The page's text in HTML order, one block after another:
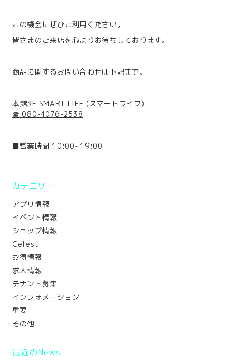
この機会にぜひご利用ください。
皆さまのご来店を心よりお待ちしております。
商品に関するお問い合わせは下記まで。
本館3F SMART LIFE (スマートライフ)
☎ 080-4076-2538
■営業時間 10:00~19:00
カテゴリー
アプリ情報
イベント情報
ショップ情報
Celest
お得情報
求人情報
テナント募集
インフォメーション
重要
その他
最近のNews